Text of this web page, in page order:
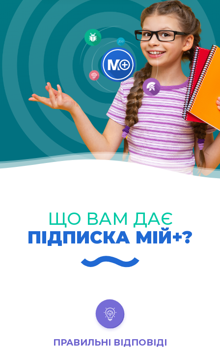
ЩО ВАМ ДАЄ
ПІДПИСКА МІЙ+?
ПРАВИЛЬНІ ВІДПОВІДІ